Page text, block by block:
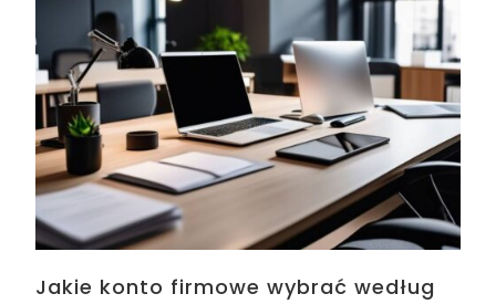
Jakie konto firmowe wybrać według